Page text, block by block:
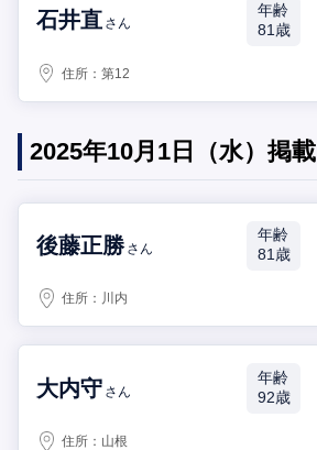
石井直 さん
年齢
81歳
住所：第12
2025年10月1日（水）掲載
後藤正勝 さん
年齢
81歳
住所： 川内
大内守 さん
年齢
92歳
住所： 山根